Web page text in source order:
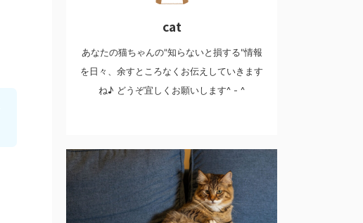
cat
あなたの猫ちゃんの"知らないと損する"情報
を日々、余すところなくお伝えしていきます
ね♪ どうぞ宜しくお願いします^ - ^